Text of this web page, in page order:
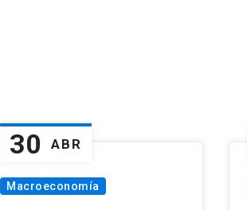
30 ABR
Macroeconomía